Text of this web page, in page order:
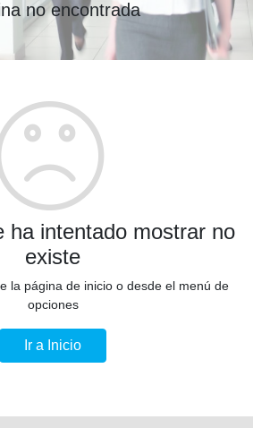
no encontrada
ha intentado mostrar no
existe
la página de inicio o desde el menú de
opciones
Ir a Inicio